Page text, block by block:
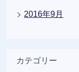
2016年9月
カテゴリー